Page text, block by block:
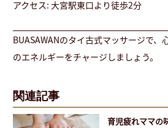
アクセス: 大宮駅東口より徒歩2分
BUASAWANのタイ古式マッサージで、
のエネルギーをチャージしましょう。
関連記事
育児疲れママの